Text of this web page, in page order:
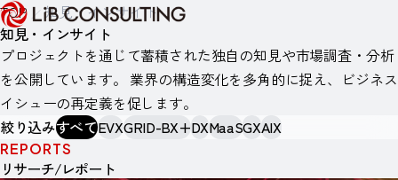
TOP
知見・インサイト
知見・インサイト
プロジェクトを通じて蓄積された独自の知見や市場調査・分析
を公開しています。 業界の構造変化を多角的に捉え、ビジネス
イシューの再定義を促します。
絞り込みすべてEVXGRID-BX+DXMaaSGXAIX
REPORTS
リサーチ/レポート